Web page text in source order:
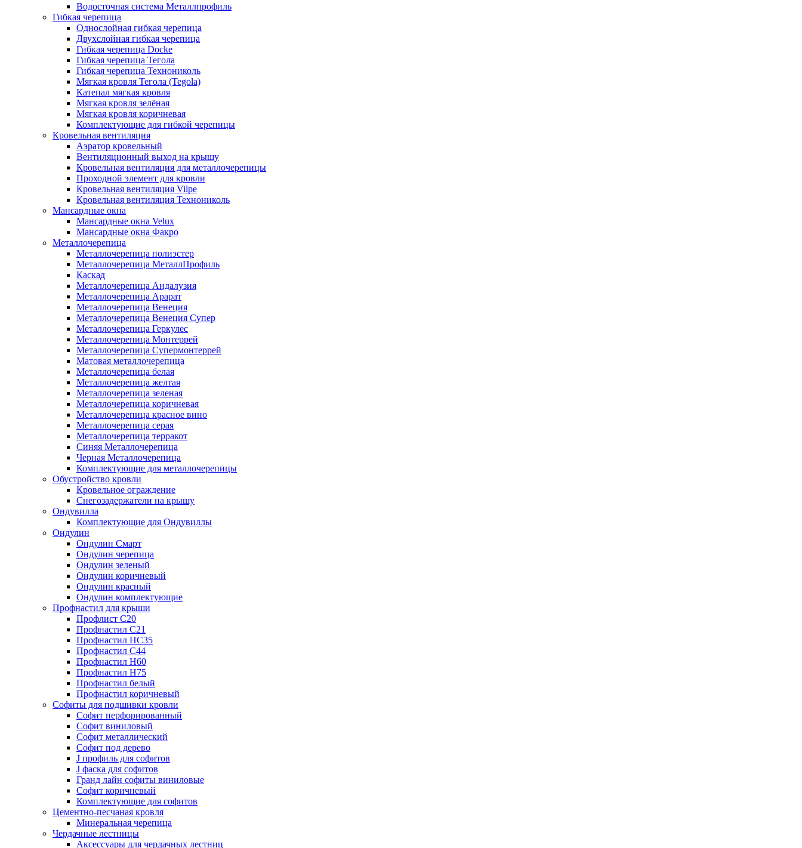
Водосточная система Металлпрофиль
Гибкая черепица
Однослойная гибкая черепица
Двухслойная гибкая черепица
Гибкая черепица Docke
Гибкая черепица Тегола
Гибкая черепица Технониколь
Мягкая кровля Тегола (Tegola)
Катепал мягкая кровля
Мягкая кровля зелёная
Мягкая кровля коричневая
Комплектующие для гибкой черепицы
Кровельная вентиляция
Аэратор кровельный
Вентиляционный выход на крышу
Кровельная вентиляция для металлочерепицы
Проходной элемент для кровли
Кровельная вентиляция Vilpe
Кровельная вентиляция Технониколь
Мансардные окна
Мансардные окна Velux
Мансардные окна Факро
Металлочерепица
Металлочерепица полиэстер
Металлочерепица МеталлПрофиль
Каскад
Металлочерепица Андалузия
Металлочерепица Арарат
Металлочерепица Венеция
Металлочерепица Венеция Супер
Металлочерепица Геркулес
Металлочерепица Монтеррей
Металлочерепица Супермонтеррей
Матовая металлочерепица
Металлочерепица белая
Металлочерепица желтая
Металлочерепица зеленая
Металлочерепица коричневая
Металлочерепица красное вино
Металлочерепица серая
Металлочерепица терракот
Синяя Металлочерепица
Черная Металлочерепица
Комплектующие для металлочерепицы
Обустройство кровли
Кровельное ограждение
Снегозадержатели на крышу
Ондувилла
Комплектующие для Ондувиллы
Ондулин
Ондулин Смарт
Ондулин черепица
Ондулин зеленый
Ондулин коричневый
Ондулин красный
Ондулин комплектующие
Профнастил для крыши
Профлист С20
Профнастил С21
Профнастил НС35
Профнастил С44
Профнастил Н60
Профнастил Н75
Профнастил белый
Профнастил коричневый
Софиты для подшивки кровли
Cофит перфорированный
Софит виниловый
Софит металлический
Софит под дерево
J профиль для софитов
J фаска для софитов
Гранд лайн софиты виниловые
Софит коричневый
Комплектующие для софитов
Цементно-песчаная кровля
Минеральная черепица
Чердачные лестницы
Аксессуары для чердачных лестниц